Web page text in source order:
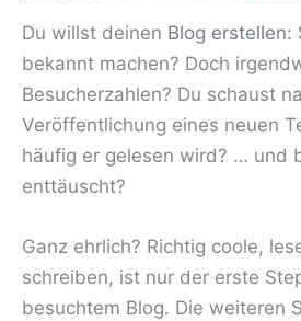
Du willst deinen Blog erstellen:
bekannt machen? Doch
Besucherzahlen? Du schaust
Veröffentlichung eines neuen
häufig er gelesen wird? … und
enttäuscht?
Ganz ehrlich? Richtig coole,
schreiben, ist nur der erste
besuchtem Blog. Die weiteren